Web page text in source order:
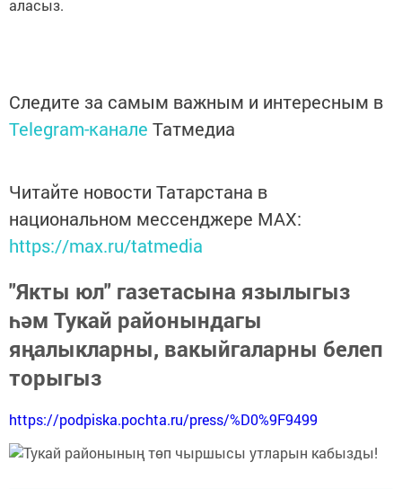
аласыз.
Следите за самым важным и интересным в
Telegram-канале Татмедиа
Читайте новости Татарстана в
национальном мессенджере MАХ:
https://max.ru/tatmedia
"Якты юл" газетасына язылыгыз
һәм Тукай районындагы
яңалыкларны, вакыйгаларны белеп
торыгыз
https://podpiska.pochta.ru/press/%D0%9F9499